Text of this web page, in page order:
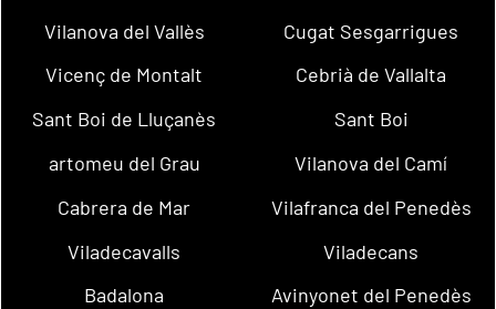
Vilanova del Vallès
Cugat Sesgarrigues
Vicenç de Montalt
Cebrià de Vallalta
Sant Boi de Lluçanès
Sant Boi
artomeu del Grau
Vilanova del Camí
Cabrera de Mar
Vilafranca del Penedès
Viladecavalls
Viladecans
Badalona
Avinyonet del Penedès